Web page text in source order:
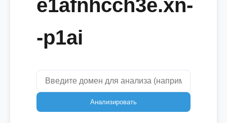
e1afnhcch3e.xn-
-p1ai
Анализировать